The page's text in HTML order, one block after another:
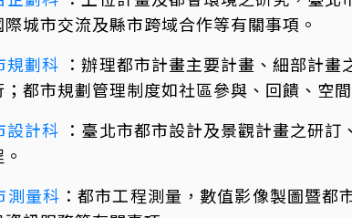
際城市交流及縣市跨域合作等有關事項。
規劃科 ：辦理都市計畫主要計畫、細部計
；都市規劃管理制度如社區參與、回饋、空
設計科 ：臺北市都市設計及景觀計畫之研
測量科 ：都市工程測量，數值影像製圖暨